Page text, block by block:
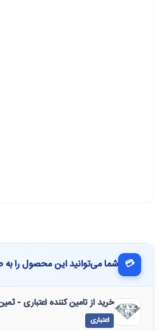
💳 شما می‌توانید این محصول را به
خرید از تامین کننده اعتباری -
اعتباری